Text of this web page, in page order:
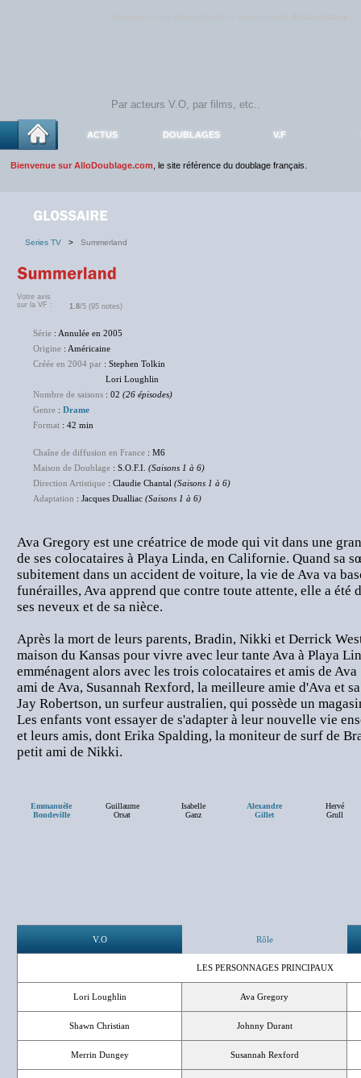
ACTUS DOUBLAGES V.F
Bienvenue sur AlloDoublage.com , le site référence du doublage français.
Series TV > Summerland
Votre avis
sur la VF :
1.8/5 (95 notes)
Série : Annulée en 2005
Origine : Américaine
Créée en 2004 par : Stephen Tolkin
Lori Loughlin
Nombre de saisons : 02 (26 épisodes)
Genre : Drame
Format : 42 min
Chaîne de diffusion en France : M6
Maison de Doublage : S.O.F.I. (Saisons 1 à 6)
Direction Artistique : Claudie Chantal (Saisons 1 à 6)
Adaptation : Jacques Dualliac (Saisons 1 à 6)
Ava Gregory est une créatrice de mode qui vit dans une
de ses colocataires à Playa Linda, en Californie. Quand sa
subitement dans un accident de voiture, la vie de Ava va
funérailles, Ava apprend que contre toute attente, elle a été
ses neveux et de sa nièce.
Après la mort de leurs parents, Bradin, Nikki et Derrick
maison du Kansas pour vivre avec leur tante Ava à Playa
emménagent alors avec les trois colocataires et amis de
ami de Ava, Susannah Rexford, la meilleure amie d'Ava et
Jay Robertson, un surfeur australien, qui possède un
Les enfants vont essayer de s'adapter à leur nouvelle vie
et leurs amis, dont Erika Spalding, la moniteur de surf de
petit ami de Nikki.
Emmanuèle
Bondeville
Guillaume
Orsat
Isabelle
Ganz
Alexandre
Gillet
Hervé
Grull
V.O Rôle
LES PERSONNAGES PRINCIPAUX
Lori Loughlin Ava Gregory
Shawn Christian Johnny Durant
Merrin Dungey Susannah Rexford